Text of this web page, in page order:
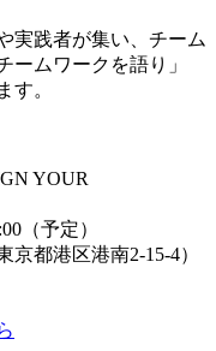
実践者が集い、チーム
ームワークを語り」
す。
YOUR
（予定）
京都港区港南2-15-4）